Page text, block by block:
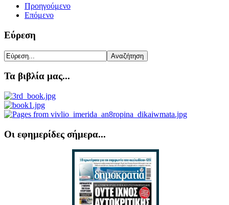
Προηγούμενο
Επόμενο
Εύρεση
Τα βιβλία μας...
Οι εφημερίδες σήμερα...